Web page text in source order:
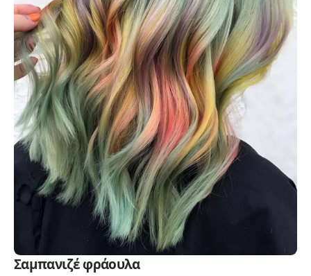
Σαμπανιζέ φράουλα